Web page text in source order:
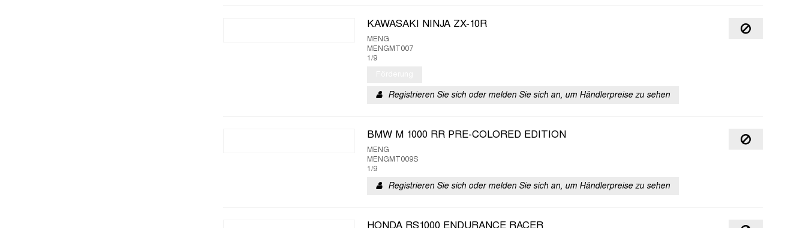
KAWASAKI NINJA ZX-10R
MENG
MENGMT007
1/9
Registrieren Sie sich oder melden Sie sich an, um Händlerpreise zu sehen
BMW M 1000 RR PRE-COLORED EDITION
MENG
MENGMT009S
1/9
Registrieren Sie sich oder melden Sie sich an, um Händlerpreise zu sehen